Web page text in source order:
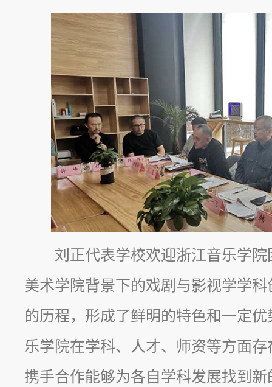
刘正代表学校欢迎浙江音乐学
美术学院背景下的戏剧与影视学学
的历程，形成了鲜明的特色和一定
乐学院在学科、人才、师资等方面
携手合作能够为各自学科发展找到